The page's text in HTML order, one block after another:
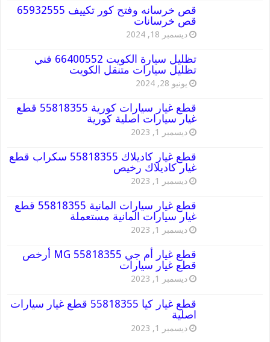
قص خرسانه وفتح كور تكييف 65932555
قص خرسانات
ديسمبر 18, 2024
تظليل سيارة الكويت 66400552 فني
تظليل سيارات متنقل الكويت
يونيو 28, 2024
قطع غيار سيارات كورية 55818355 قطع
غيار سيارات اصلية كورية
ديسمبر 1, 2023
قطع غيار كاديلاك 55818355 سكراب قطع
غيار كاديلاك رخيص
ديسمبر 1, 2023
قطع غيار سيارات المانية 55818355 قطع
غيار سيارات المانية مستعملة
ديسمبر 1, 2023
قطع غيار أم جي MG 55818355 أرخص
قطع غيار سيارات
ديسمبر 1, 2023
قطع غيار كيا 55818355 قطع غيار سيارات
اصلية
ديسمبر 1, 2023